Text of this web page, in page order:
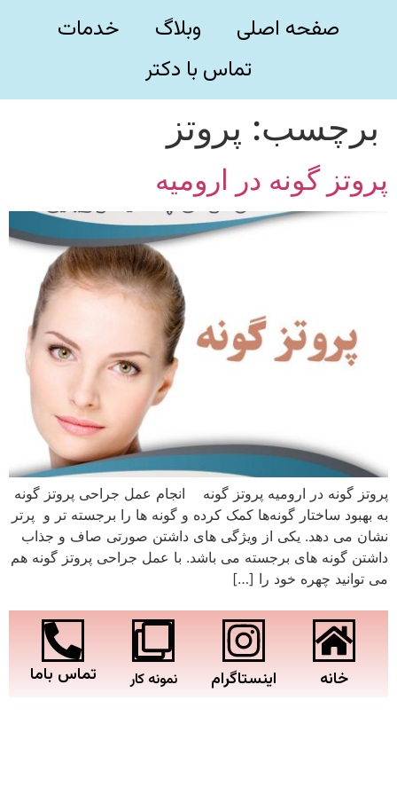
صفحه اصلی وبلاگ
خدمات
تماس با دکتر
برچسب: پروتز
پروتز گونه در ارومیه
پروتز گونه در ارومیه پروتز گونه انجام عمل جراحی پروتز گونه
به بهبود ساختار گونه‌ها کمک کرده و گونه ها را برجسته تر و پرتر
نشان می دهد. یکی از ویژگی های داشتن صورتی صاف و جذاب
داشتن گونه های برجسته می باشد. با عمل جراحی پروتز گونه هم
می توانید چهره خود را […]
خانه اینستاگرام نمونه کار تماس باما